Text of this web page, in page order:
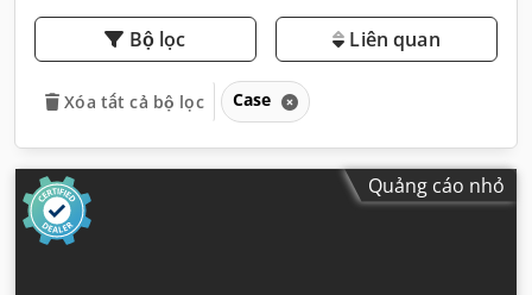
Bộ lọc Liên quan
Xóa tất cả bộ lọc Case
Quảng cáo nhỏ